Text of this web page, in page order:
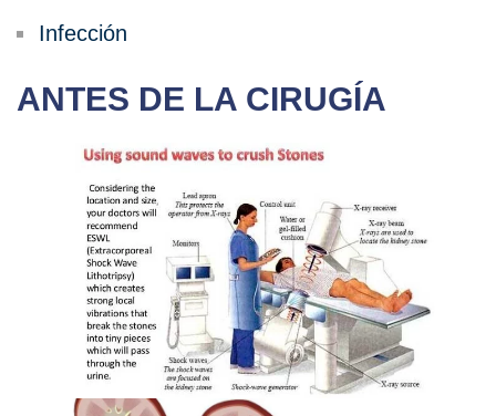
Infección
ANTES DE LA CIRUGÍA